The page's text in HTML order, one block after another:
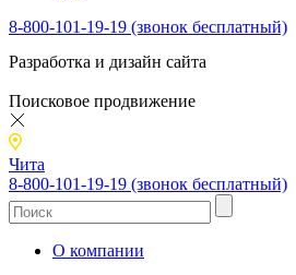
8-800-101-19-19 (звонок бесплатный)
Разработка и дизайн сайта
Поисковое продвижение
Чита
8-800-101-19-19 (звонок бесплатный)
О компании